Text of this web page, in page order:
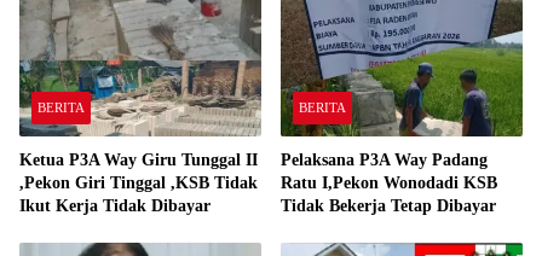
BERITA
Ketua P3A Way Giru Tunggal II
,Pekon Giri Tinggal ,KSB Tidak
Ikut Kerja Tidak Dibayar
BERITA
Pelaksana P3A Way Padang
Ratu I,Pekon Wonodadi KSB
Tidak Bekerja Tetap Dibayar